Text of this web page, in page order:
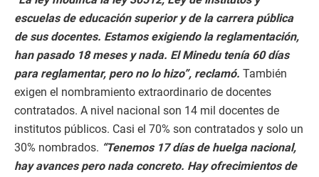
escuelas de educación superior y de la carrera pública
de sus docentes. Estamos exigiendo la reglamentación,
han pasado 18 meses y nada. El Minedu tenía 60 días
para reglamentar, pero no lo hizo”, reclamó. También
exigen el nombramiento extraordinario de docentes
contratados. A nivel nacional son 14 mil docentes de
institutos públicos. Casi el 70% son contratados y solo un
30% nombrados. “Tenemos 17 días de huelga nacional,
hay avances pero nada concreto. Hay ofrecimientos de